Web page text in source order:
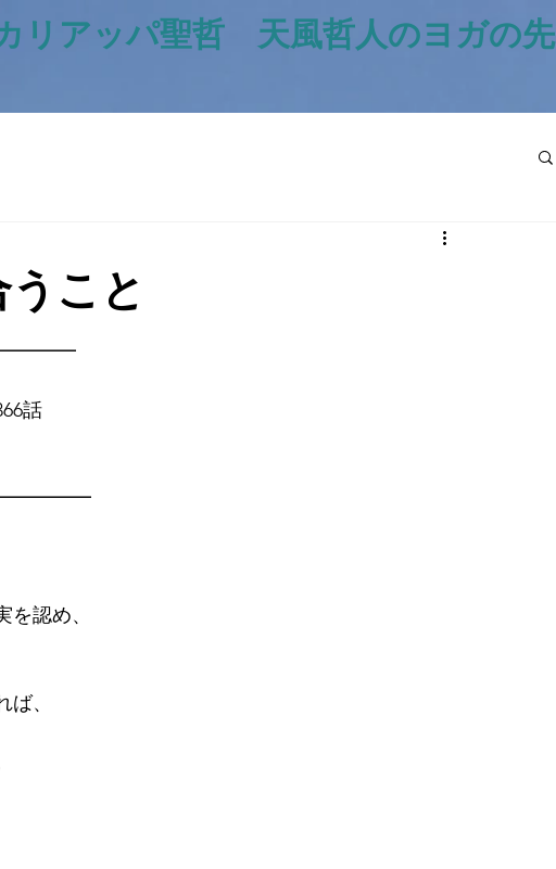
リアッパ聖哲 天風哲人のヨガの先
こと
話
認め、
、